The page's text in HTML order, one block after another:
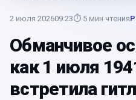
2 июля 202609:23⏱ 5 мин чтения
Обманчивое
как 1 июля
встретила